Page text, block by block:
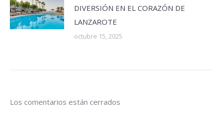
DIVERSIÓN EN EL CORAZÓN DE
LANZAROTE
octubre 15, 2025
Los comentarios están cerrados